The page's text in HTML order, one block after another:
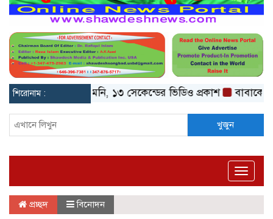
শিরোনাম :
মোজতবা খামেনি, ১৩ সেকেন্ডের ভিডিও প্রকাশ বাবাকে শেষ
খুজুন
Toggle
প্রচ্ছদ বিনোদন